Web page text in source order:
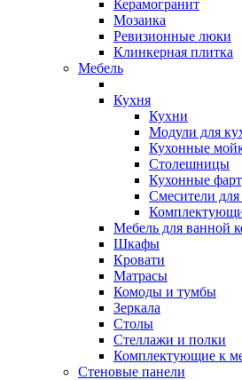
Керамогранит
Мозаика
Ревизионные люки
Клинкерная плитка
Мебель
Кухня
Кухни
Модули для
Кухонные
Столешницы
Кухонные
Смесители
Мебель для ванной
Шкафы
Кровати
Матрасы
Комоды и тумбы
Зеркала
Столы
Стеллажи и полки
Комплектующие к
Стеновые панели